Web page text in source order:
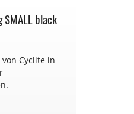
SMALL black
von Cyclite in